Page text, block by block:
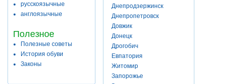
русскоязычные
англоязычные
Полезное
Полезные советы
История обуви
Законы
Днепродзержинск
Днепропетровск
Довжик
Донецк
Дрогобич
Евпатория
Житомир
Запорожье